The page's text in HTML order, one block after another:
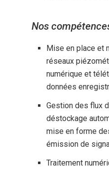
Nos
Mise en place et
réseaux
numérique et
données
Gestion des flux
déstockage
mise en forme
émission de
Traitement